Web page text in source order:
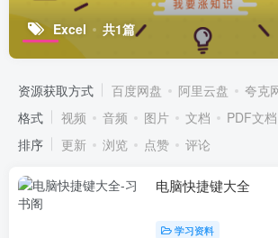
Excel 共1篇
资源获取方式 百度网盘 阿里云盘 夸克
格式
视频 音频 图片 文档 PDF文档
排序
更新 浏览 点赞 评论
电脑快捷键大全
学习资料